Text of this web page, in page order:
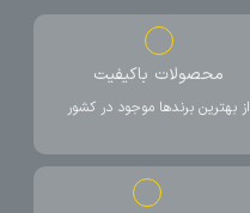
محصولات باکیفیت
از بهترین برندها موجود در کشور